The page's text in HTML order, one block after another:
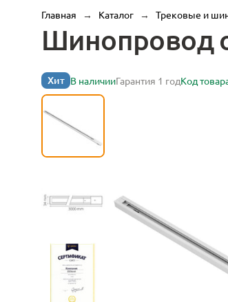
Главная → Каталог → Трековые и
Шинопровод
Хит В наличииГарантия 1 годКод